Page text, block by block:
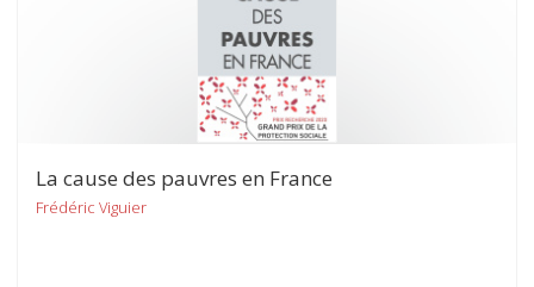
La cause des pauvres en France
Frédéric Viguier